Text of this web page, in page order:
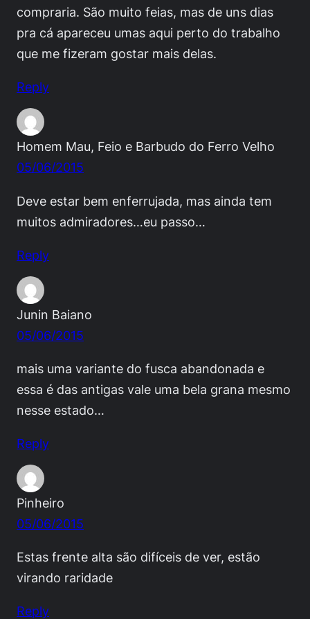
compraria. São muito feias, mas de uns dias
pra cá apareceu umas aqui perto do trabalho
que me fizeram gostar mais delas.
Reply
Homem Mau, Feio e Barbudo do Ferro Velho
05/06/2015
Deve estar bem enferrujada, mas ainda tem
muitos admiradores…eu passo…
Reply
Junin Baiano
05/06/2015
mais uma variante do fusca abandonada e
essa é das antigas vale uma bela grana mesmo
nesse estado…
Reply
Pinheiro
05/06/2015
Estas frente alta são difíceis de ver, estão
virando raridade
Reply